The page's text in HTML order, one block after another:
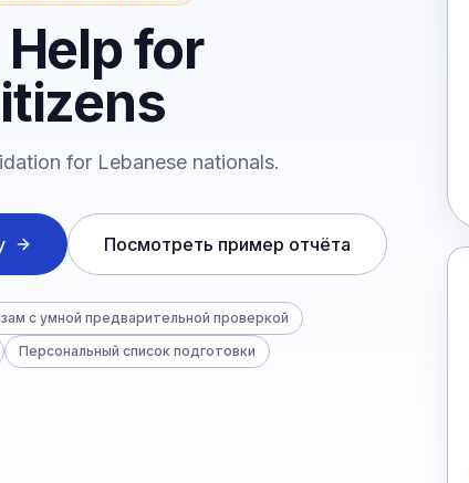
for
for Lebanese nationals.
Посмотреть пример отчёта
с умной предварительной проверкой
Персональный список подготовки